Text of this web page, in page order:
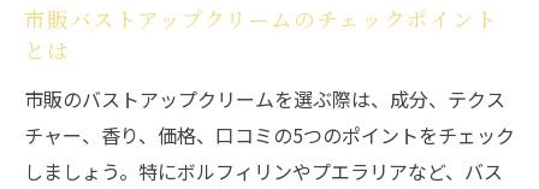
バストアップクリーム使用で乾燥対策と弾
バストアップクリームで美しいハリを目指
す習慣
バストアップクリームとマッサージの組み
市販バストアップクリームのチェックポイント
とは
市販のバストアップクリームを選ぶ際は、成分、テクス
チャー、香り、価格、口コミの5つのポイントをチェック
しましょう。特にボルフィリンやプエラリアなど、バス